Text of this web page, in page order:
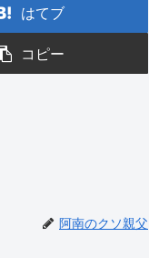
はてブ
コピー
阿南のクソ親父